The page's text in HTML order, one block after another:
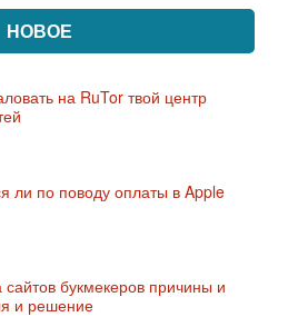
НОВОЕ
на RuTor твой центр
ли по поводу оплаты в Apple
сайтов букмекеров причины и
и решение